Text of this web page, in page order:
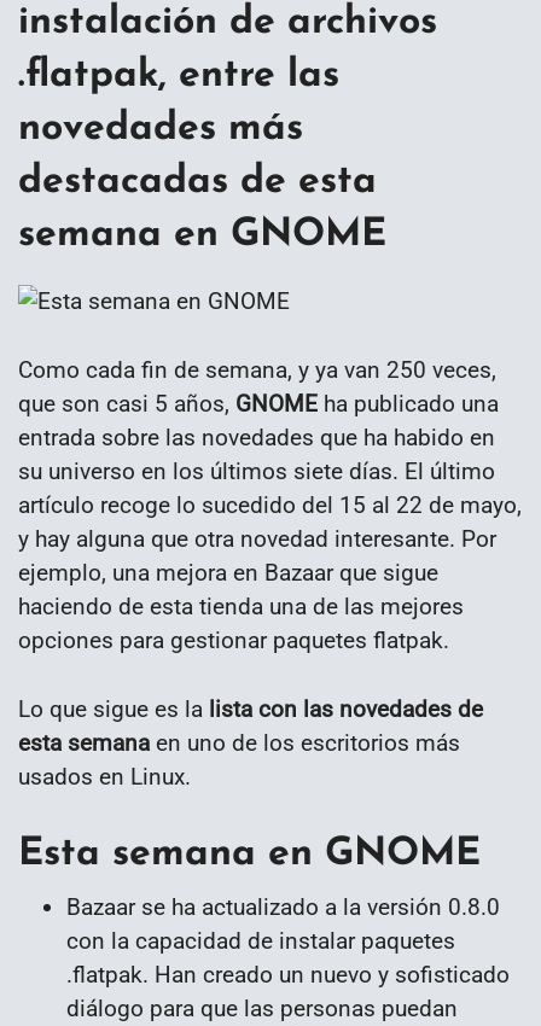
instalación de archivos
.flatpak, entre las
novedades más
destacadas de esta
semana en GNOME
Como cada fin de semana, y ya van 250 veces,
que son casi 5 años, GNOME ha publicado una
entrada sobre las novedades que ha habido en
su universo en los últimos siete días. El último
artículo recoge lo sucedido del 15 al 22 de mayo,
y hay alguna que otra novedad interesante. Por
ejemplo, una mejora en Bazaar que sigue
haciendo de esta tienda una de las mejores
opciones para gestionar paquetes flatpak.
Lo que sigue es la lista con las novedades de
esta semana en uno de los escritorios más
usados en Linux.
Esta semana en GNOME
Bazaar se ha actualizado a la versión 0.8.0
con la capacidad de instalar paquetes
.flatpak. Han creado un nuevo y sofisticado
diálogo para que las personas puedan